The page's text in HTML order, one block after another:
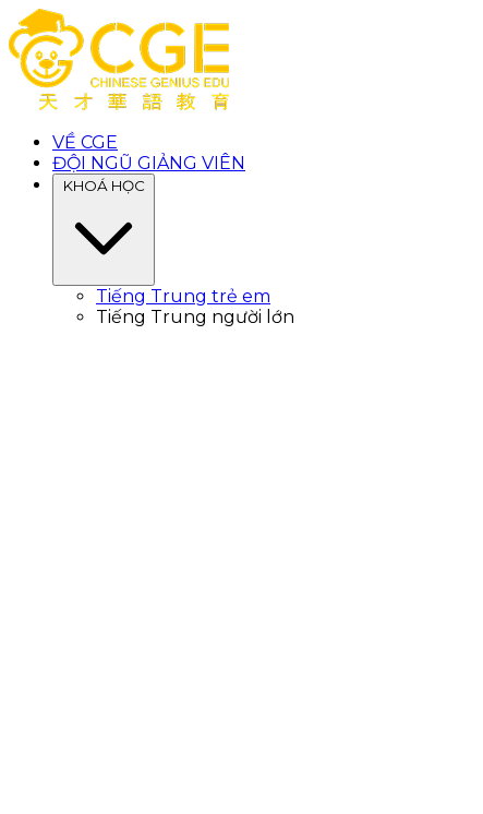
VỀ CGE
ĐỘI NGŨ GIẢNG VIÊN
KHOÁ HỌC
Tiếng Trung trẻ em
Tiếng Trung người lớn